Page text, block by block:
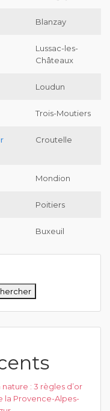
Blanzay
Lussac-les-
Châteaux
Loudun
Trois-Moutiers
Croutelle
Mondion
Poitiers
Buxeuil
: 3 règles d’or
Provence-Alpes-